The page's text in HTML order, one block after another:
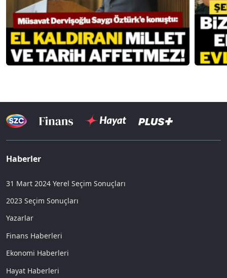
Haberler
31 Mart 2024 Yerel Seçim Sonuçları
2023 Seçim Sonuçları
Yazarlar
Finans Haberleri
Ekonomi Haberleri
Hayat Haberleri